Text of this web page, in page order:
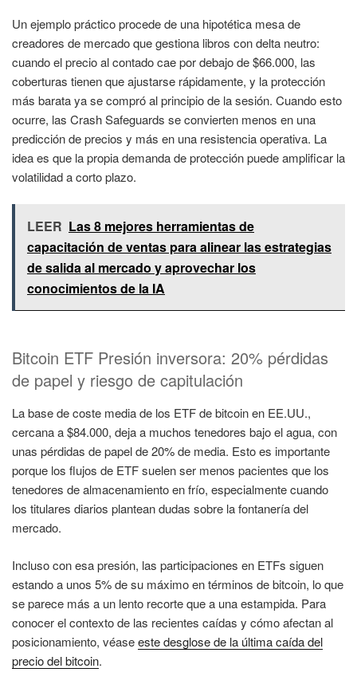
Un ejemplo práctico procede de una hipotética mesa de
creadores de mercado que gestiona libros con delta neutro:
cuando el precio al contado cae por debajo de $66.000, las
coberturas tienen que ajustarse rápidamente, y la protección
más barata ya se compró al principio de la sesión. Cuando esto
ocurre, las Crash Safeguards se convierten menos en una
predicción de precios y más en una resistencia operativa. La
idea es que la propia demanda de protección puede amplificar la
volatilidad a corto plazo.
LEER Las 8 mejores herramientas de
capacitación de ventas para alinear las estrategias
de salida al mercado y aprovechar los
conocimientos de la IA
Bitcoin ETF Presión inversora: 20% pérdidas
de papel y riesgo de capitulación
La base de coste media de los ETF de bitcoin en EE.UU.,
cercana a $84.000, deja a muchos tenedores bajo el agua, con
unas pérdidas de papel de 20% de media. Esto es importante
porque los flujos de ETF suelen ser menos pacientes que los
tenedores de almacenamiento en frío, especialmente cuando
los titulares diarios plantean dudas sobre la fontanería del
mercado.
Incluso con esa presión, las participaciones en ETFs siguen
estando a unos 5% de su máximo en términos de bitcoin, lo que
se parece más a un lento recorte que a una estampida. Para
conocer el contexto de las recientes caídas y cómo afectan al
posicionamiento, véaseeste desglose de la última caída del
precio del bitcoin.